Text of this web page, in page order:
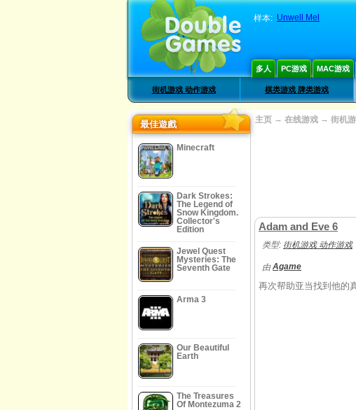
样本: Unwell Mel
多人 PC游戏 MAC游戏
街机游戏 动作游戏 棋类游戏 牌类游戏
最佳遊戲
Minecraft
Dark Strokes:
The Legend of
Snow Kingdom.
Collector's
Edition
Jewel Quest
Mysteries: The
Seventh Gate
Arma 3
Our Beautiful
Earth
The Treasures
Of Montezuma 2
主页 → 在线游戏 → 街机
Adam and Eve 6
类型: 街机游戏 动作游戏
由Agame
再次帮助亚当找到他的